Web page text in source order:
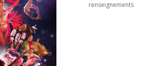
renseignements